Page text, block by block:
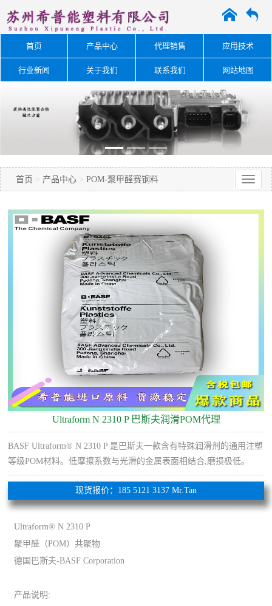
A O
首页 产品中心 代理销售 应用技术
行业新闻 关于我们 联系我们 网站地图
首页 > 产品中心 > POM-聚甲醛赛钢料
Ultraform N 2310 P 巴斯夫润滑POM代理
BASF Ultraform® N 2310 P 是巴斯夫一款含有特殊润滑剂的通用注塑
等级POM材料。低摩擦系数与光滑的金属表面相结合,磨损极低。
现货报价：185 5121 3137 Mr.Tan
Ultraform® N 2310 P
聚甲醛（POM）共聚物
德国巴斯夫-BASF Corporation
产品说明: